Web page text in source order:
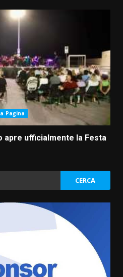
Pagina
apre ufficialmente la Festa